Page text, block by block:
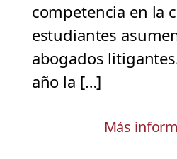
competencia en la
estudiantes
abogados
año la […]
Más